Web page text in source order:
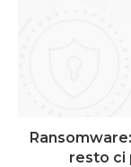
resto ci